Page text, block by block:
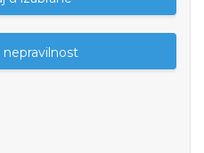
nepravilnost